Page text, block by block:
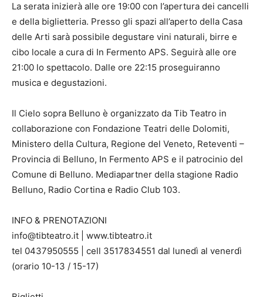
La serata inizierà alle ore 19:00 con l’apertura dei cancelli
e della biglietteria. Presso gli spazi all’aperto della Casa
delle Arti sarà possibile degustare vini naturali, birre e
cibo locale a cura di In Fermento APS. Seguirà alle ore
21:00 lo spettacolo. Dalle ore 22:15 proseguiranno
musica e degustazioni.
Il Cielo sopra Belluno è organizzato da Tib Teatro in
collaborazione con Fondazione Teatri delle Dolomiti,
Ministero della Cultura, Regione del Veneto, Reteventi –
Provincia di Belluno, In Fermento APS e il patrocinio del
Comune di Belluno. Mediapartner della stagione Radio
Belluno, Radio Cortina e Radio Club 103.
INFO & PRENOTAZIONI
info@tibteatro.it | www.tibteatro.it
tel 0437950555 | cell 3517834551 dal lunedì al venerdì
(orario 10-13 / 15-17)